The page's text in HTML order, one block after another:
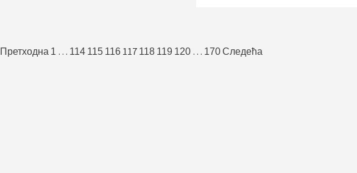
Пагинација
Претходна 1 … 114 115 116 117 118 119 120 … 170Следећа